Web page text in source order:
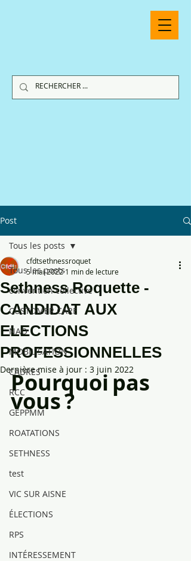
Post
Tous les posts
convention collective
CUSTOMER CARE
NAO
MOBILISATION
CADRES
RCC
GEPPMM
ROATATIONS
SETHNESS
test
VIC SUR AISNE
ÉLECTIONS
RPS
INTÉRESSEMENT
Tous les posts
Sethness Roquette -
CANDIDAT AUX
ELECTIONS
PROFESSIONNELLES
cfdtsethnessroquet
5 mai 2022 1 min de lecture
Dernière mise à jour : 3 juin 2022
Pourquoipas
vous?